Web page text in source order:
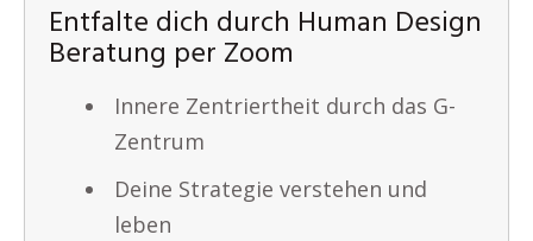
Entfalte dich durch Human Design
Beratung per Zoom
Innere Zentriertheit durch das G-
Zentrum
Deine Strategie verstehen und
leben